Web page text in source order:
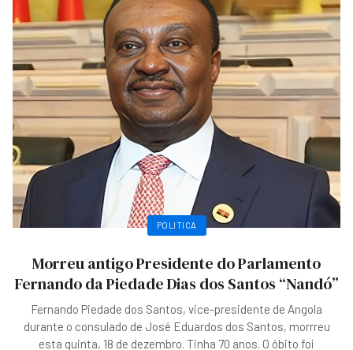
POLITICA
Morreu antigo Presidente do Parlamento
Fernando da Piedade Dias dos Santos “Nandó”
Fernando Piedade dos Santos, vice-presidente de Angola
durante o consulado de José Eduardos dos Santos, morrreu
esta quinta, 18 de dezembro. Tinha 70 anos. O óbito foi